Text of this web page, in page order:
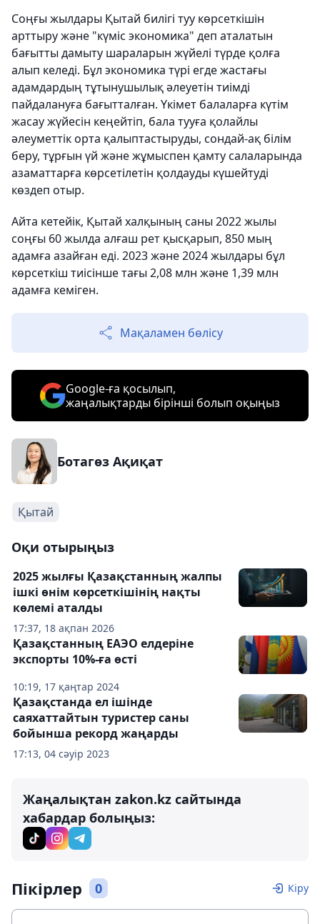
Соңғы жылдары Қытай билігі туу көрсеткішін
арттыру және "күміс экономика" деп аталатын
бағытты дамыту шараларын жүйелі түрде қолға
алып келеді. Бұл экономика түрі егде жастағы
адамдардың тұтынушылық әлеуетін тиімді
пайдалануға бағытталған. Үкімет балаларға күтім
жасау жүйесін кеңейтіп, бала тууға қолайлы
әлеуметтік орта қалыптастыруды, сондай-ақ білім
беру, тұрғын үй және жұмыспен қамту салаларында
азаматтарға көрсетілетін қолдауды күшейтуді
көздеп отыр.
Айта кетейік, Қытай халқының саны 2022 жылы
соңғы 60 жылда алғаш рет қысқарып, 850 мың
адамға азайған еді. 2023 және 2024 жылдары бұл
көрсеткіш тиісінше тағы 2,08 млн және 1,39 млн
адамға кеміген.
Мақаламен бөлісу
Google-ға қосылып,
жаңалықтарды бірінші болып оқыңыз
Ботагөз Ақиқат
Қытай
Оқи отырыңыз
17:37, 18 ақпан 2026
2025 жылғы Қазақстанның жалпы
ішкі өнім көрсеткішінің нақты
көлемі аталды
10:19, 17 қаңтар 2024
Қазақстанның ЕАЭО елдеріне
экспорты 10%-ға өсті
17:13, 04 сәуір 2023
Қазақстанда ел ішінде
саяхаттайтын туристер саны
бойынша рекорд жаңарды
Жаңалықтан zakon.kz сайтында
хабардар болыңыз:
Пікірлер 0 Кіру